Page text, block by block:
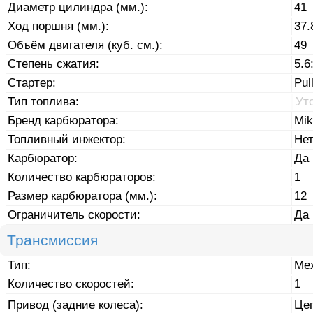
Диаметр цилиндра (мм.):
41
Ход поршня (мм.):
Объём двигателя (куб. см.):
49
Степень сжатия:
Стартер:
Pull
Тип топлива:
Бренд карбюратора:
Топливный инжектор:
Нет
Карбюратор:
Да
Количество карбюраторов:
1
Размер карбюратора (мм.):
12
Ограничитель скорости:
Да
Трансмиссия
Тип:
Количество скоростей:
1
Привод (задние колеса):